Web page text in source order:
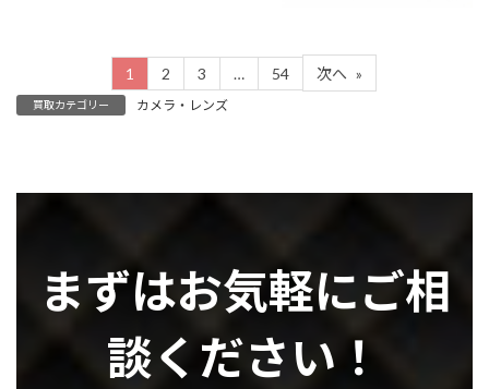
1 2 3 … 54 次へ »
買取カテゴリー カメラ・レンズ
まずはお気軽にご相
談ください！